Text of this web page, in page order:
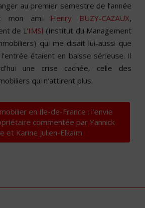
au premier semestre de l’année
mon ami Henry BUZY-CAZAUX,
de L’IMSI (Institut du Management
qui me disait lui-aussi que
étaient en baisse sérieuse. Il
une crise cachée, celle des
qui n’attirent plus.
en Ile-de-France : l’envie
commentée par Yannick
et Karine Julien-Elkaïm